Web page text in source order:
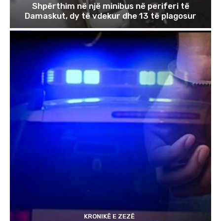
Shpërthim në një minibus në periferi të
Damaskut, dy të vdekur dhe 13 të plagosur
KRONIKË E ZEZË